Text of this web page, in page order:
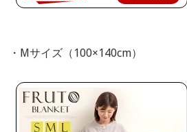
・Mサイズ（100×140cm）